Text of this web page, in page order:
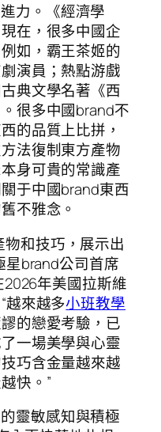
力。《經濟學
在，很多中國企
如，霸王茶姬的
演員；熱點游戲
典文學名著《西
很多中國brand不
的品質上比拼，
法復制東方產物
身可貴的常識產
于中國brand東西
不雅念。
物和技巧，展示出
星brand公司首席
2026年美國拉斯維
越來越多小班教學
的戀愛考驗，已
一場美學與心靈
巧含金量越來越
快。”
靈敏感知與積極